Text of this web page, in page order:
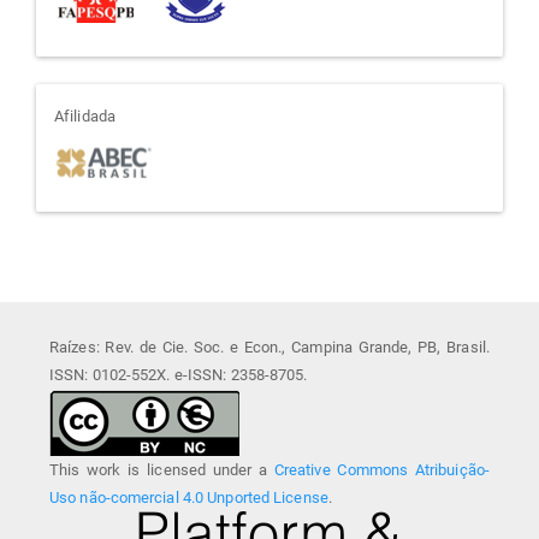
afiliada
Afilidada
Raízes: Rev. de Cie. Soc. e Econ., Campina Grande, PB, Brasil.
ISSN: 0102-552X. e-ISSN: 2358-8705.
This work is licensed under a Creative Commons Atribuição-
Uso não-comercial 4.0 Unported License.